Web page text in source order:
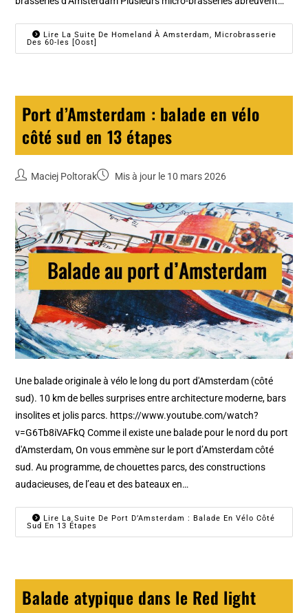
Lire La Suite De Homeland À Amsterdam, Microbrasserie
Des 60-Ies [Oost]
Port d’Amsterdam : balade en vélo
côté sud en 13 étapes
Maciej Poltorak Mis à jour le 10 mars 2026
Une balade originale à vélo le long du port d'Amsterdam (côté
sud). 10 km de belles surprises entre architecture moderne, bars
insolites et jolis parcs. https://www.youtube.com/watch?
v=G6Tb8iVAFkQ Comme il existe une balade pour le nord du port
d'Amsterdam, On vous emmène sur le port d’Amsterdam côté
sud. Au programme, de chouettes parcs, des constructions
audacieuses, de l’eau et des bateaux en…
Lire La Suite De Port D’Amsterdam : Balade En Vélo Côté
Sud En 13 Étapes
Balade atypique dans le Red light